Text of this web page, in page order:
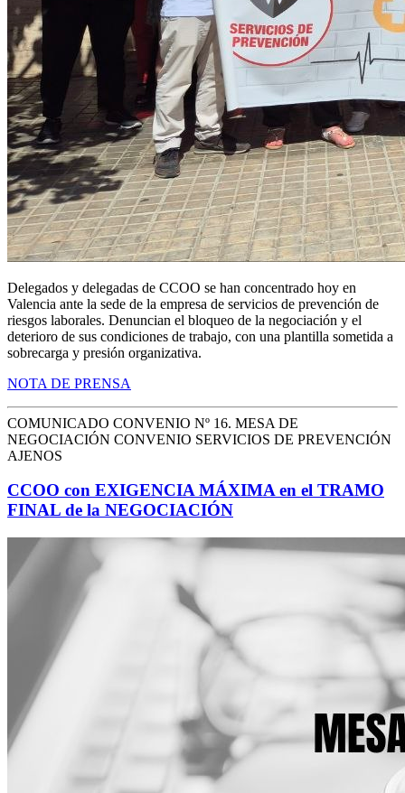
Delegados y delegadas de CCOO se han concentrado hoy en
Valencia ante la sede de la empresa de servicios de prevención de
riesgos laborales. Denuncian el bloqueo de la negociación y el
deterioro de sus condiciones de trabajo, con una plantilla sometida a
sobrecarga y presión organizativa.
NOTA DE PRENSA
COMUNICADO CONVENIO Nº 16. MESA DE
NEGOCIACIÓN CONVENIO SERVICIOS DE PREVENCIÓN
AJENOS
CCOO con EXIGENCIA MÁXIMA en el TRAMO
FINAL de la NEGOCIACIÓN